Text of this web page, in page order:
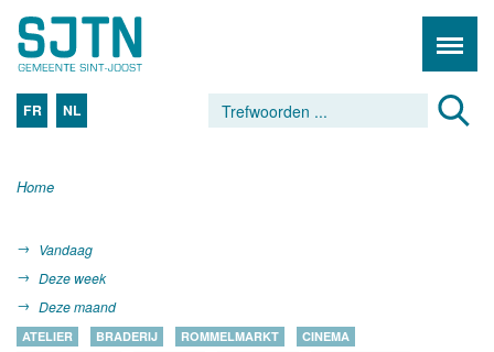
FR NL
Home
Vandaag
Deze week
Deze maand
ATELIER BRADERIJ ROMMELMARKT
CINEMA